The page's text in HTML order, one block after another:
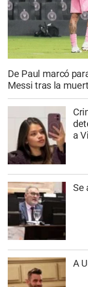
De Paul marcó
Messi tras la
a
Se
A